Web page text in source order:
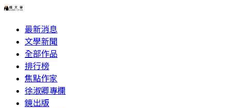
最新消息
文學新聞
全部作品
排行榜
焦點作家
徐淑卿專欄
鏡出版